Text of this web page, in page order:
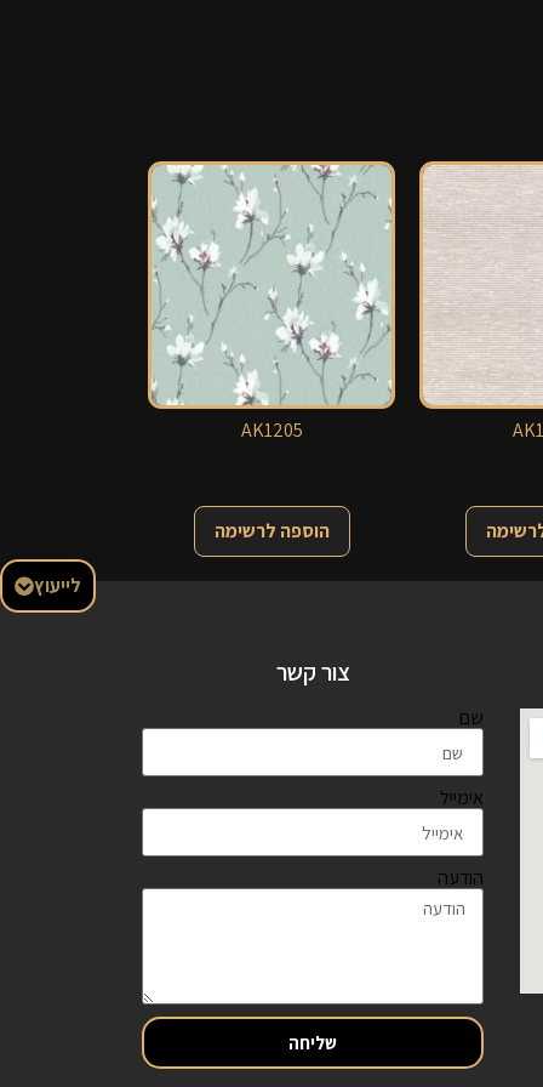
לייעוץ
AK1205
הוספה לרשימה
צור קשר
שם
אימייל
הודעה
שליחה